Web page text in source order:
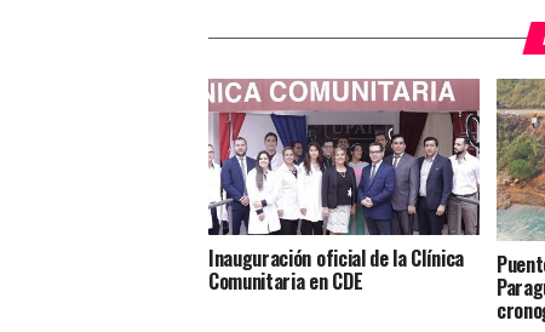
Inauguración oficial de la Clínica
Comunitaria en CDE